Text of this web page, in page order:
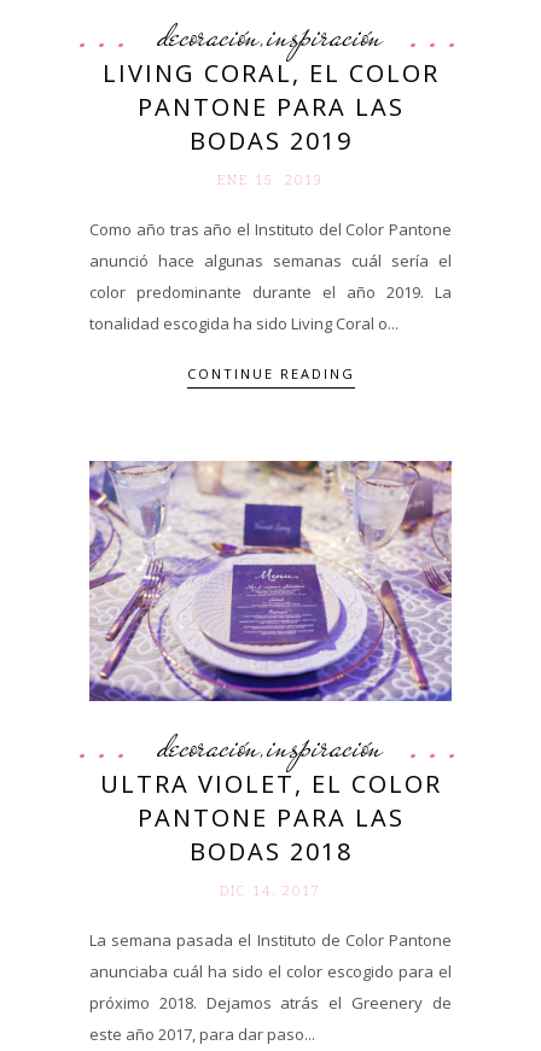
decoración,inspiración
LIVING CORAL, EL COLOR
PANTONE PARA LAS
BODAS 2019
ENE 15. 2019
Como año tras año el Instituto del Color Pantone
anunció hace algunas semanas cuál sería el
color predominante durante el año 2019. La
tonalidad escogida ha sido Living Coral o...
CONTINUE READING
decoración,inspiración
ULTRA VIOLET, EL COLOR
PANTONE PARA LAS
BODAS 2018
DIC 14. 2017
La semana pasada el Instituto de Color Pantone
anunciaba cuál ha sido el color escogido para el
próximo 2018. Dejamos atrás el Greenery de
este año 2017, para dar paso...